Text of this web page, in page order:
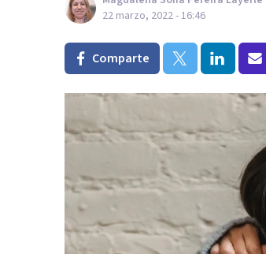
22 marzo, 2022 - 16:46
Comparte